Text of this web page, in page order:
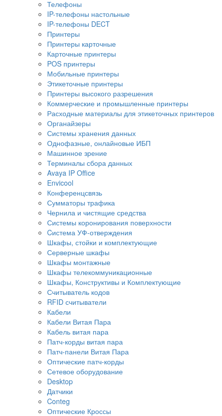
Телефоны
IP-телефоны настольные
IP-телефоны DECT
Принтеры
Принтеры карточные
Карточные принтеры
POS принтеры
Мобильные принтеры
Этикеточные принтеры
Принтеры высокого разрешения
Коммерческие и промышленные принтеры
Расходные материалы для этикеточных принтеров
Органайзеры
Системы хранения данных
Однофазные, онлайновые ИБП
Машинное зрение
Терминалы сбора данных
Avaya IP Office
Envicool
Конференцсвязь
Сумматоры трафика
Чернила и чистящие средства
Системы коронирования поверхности
Cистема УФ-отверждения
Шкафы, стойки и комплектующие
Серверные шкафы
Шкафы монтажные
Шкафы телекоммуникационные
Шкафы, Конструктивы и Комплектующие
Считыватель кодов
RFID считыватели
Кабели
Кабели Витая Пара
Кабель витая пара
Патч-корды витая пара
Патч-панели Витая Пара
Оптические патч-корды
Сетевое оборудование
Desktop
Датчики
Conteg
Оптические Кроссы